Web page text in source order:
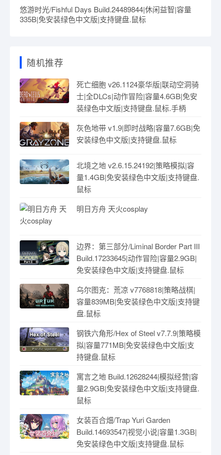
悠游时光/Fishful Days Build.24489844|休闲益智|容量
335B|免安装绿色中文版|支持键盘.鼠标
随机推荐
死亡细胞 v26.1124豪华版|联动空洞骑
士|全DLCs|动作冒险|容量4.6GB|免安
装绿色中文版|支持键盘.鼠标.手柄
灰色地带 v1.9|即时战略|容量7.6GB|免
安装绿色中文版|支持键盘.鼠标
北境之地 v2.6.15.24192|策略模拟|容
量1.4GB|免安装绿色中文版|支持键盘.
鼠标
明日方舟 天火cosplay
边界：第三部分/Liminal Border Part III
Build.17233645|动作冒险|容量2.9GB|
免安装绿色中文版|支持键盘.鼠标
乌尔图克：荒凉 v7768818|策略战棋|
容量839MB|免安装绿色中文版|支持键
盘.鼠标
钢铁六角形/Hex of Steel v7.7.9|策略模
拟|容量771MB|免安装绿色中文版|支
持键盘.鼠标
寓言之地 Build.12628244|模拟经营|容
量2.9GB|免安装绿色中文版|支持键盘.
鼠标
女装百合畑/Trap Yuri Garden
Build.14693547|视觉小说|容量1.3GB|
免安装绿色中文版|支持键盘.鼠标